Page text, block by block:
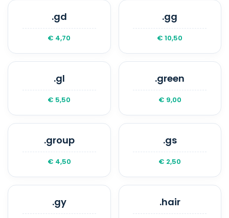
.gd
€ 4,70
.gg
€ 10,50
.gl
€ 5,50
.green
€ 9,00
.group
€ 4,50
.gs
€ 2,50
.gy .hair